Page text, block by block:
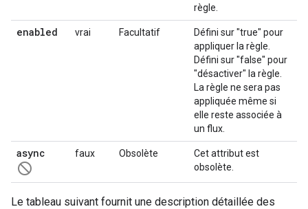
règle.
enabled vrai Facultatif
Défini sur "true" pour
appliquer la règle.
Défini sur "false" pour
"désactiver" la règle.
La règle ne sera pas
appliquée même si
elle reste associée à
un flux.
async
not_interested
faux Obsolète
Cet attribut est
obsolète.
Le tableau suivant fournit une description détaillée des